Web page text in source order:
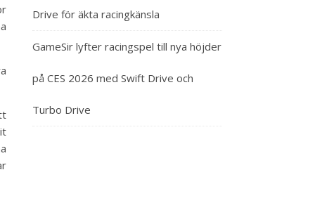
Drive för äkta racingkänsla
GameSir lyfter racingspel till nya höjder
på CES 2026 med Swift Drive och
Turbo Drive